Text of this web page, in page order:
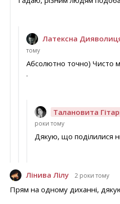
Латексна
тому
Абсолютно точно) Чисто
.
Талановита
роки тому
Дякую, що поділилися
Лінива Лілу 2 роки тому
Прям на одному диханні,